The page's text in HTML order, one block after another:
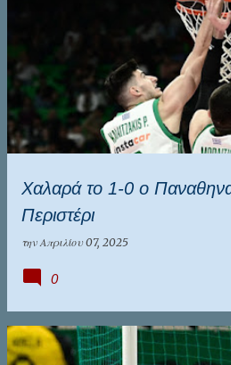
Χαλαρά το 1-0 ο
Περιστέρι
την Απριλίου 07, 2025
0